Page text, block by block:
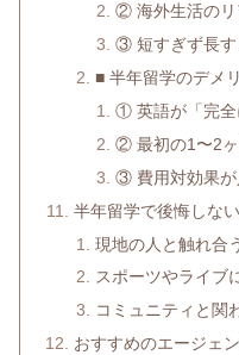
② 海外生活のリ
③ 短すぎず長す
■ 半年留学のデメ
① 英語が「完全
② 最初の1〜2
③ 費用対効果が
半年留学で後悔しな
現地の人と触れ合
スポーツやライブ
コミュニティと関
おすすめのエージェ